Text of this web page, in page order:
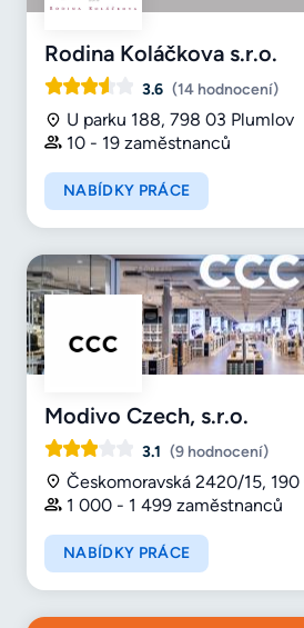
Rodina Koláčkova s.r.o.
3.6 (14 hodnocení)
U parku 188, 798 03 Plumlov
10 - 19 zaměstnanců
NABÍDKY PRÁCE
Modivo Czech, s.r.o.
3.1 (9 hodnocení)
Českomoravská 2420/15, 190
1 000 - 1 499 zaměstnanců
NABÍDKY PRÁCE